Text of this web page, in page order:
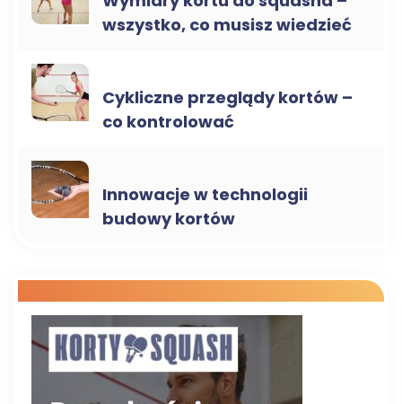
wszystko, co musisz wiedzieć
Cykliczne przeglądy kortów –
co kontrolować
Innowacje w technologii
budowy kortów